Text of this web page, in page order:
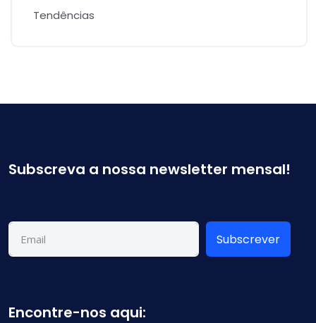
Tendências
Subscreva a nossa newsletter mensal!
Subscrever
Encontre-nos aqui: